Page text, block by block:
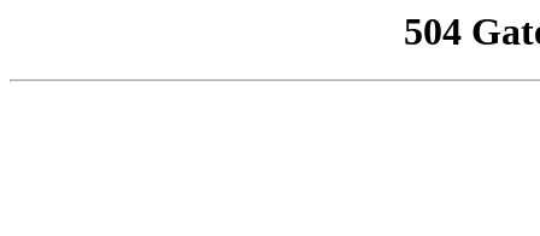
504